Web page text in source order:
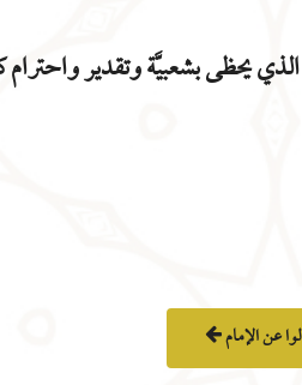
يحظى بشعبيَّة وتقدير واحترام
عن الإمام